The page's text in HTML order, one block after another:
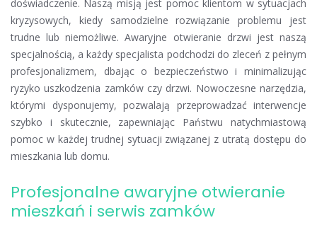
doświadczenie. Naszą misją jest pomoc klientom w sytuacjach
kryzysowych, kiedy samodzielne rozwiązanie problemu jest
trudne lub niemożliwe. Awaryjne otwieranie drzwi jest naszą
specjalnością, a każdy specjalista podchodzi do zleceń z pełnym
profesjonalizmem, dbając o bezpieczeństwo i minimalizując
ryzyko uszkodzenia zamków czy drzwi. Nowoczesne narzędzia,
którymi dysponujemy, pozwalają przeprowadzać interwencje
szybko i skutecznie, zapewniając Państwu natychmiastową
pomoc w każdej trudnej sytuacji związanej z utratą dostępu do
mieszkania lub domu.
Profesjonalne awaryjne otwieranie
mieszkań i serwis zamków